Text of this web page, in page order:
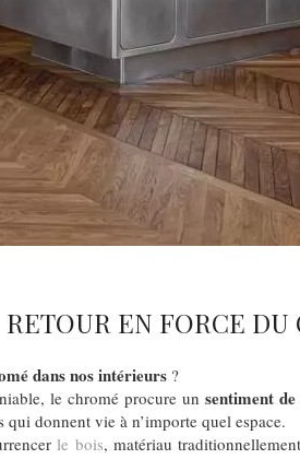
RETOUR EN FORCE DU
dans nos intérieurs ?
le chromé procure un sentiment
donnent vie à n’importe quel espace.
le bois, matériau